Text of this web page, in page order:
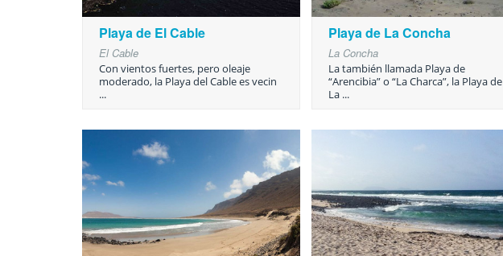
Playa de El Cable
El Cable
Con vientos fuertes, pero oleaje
moderado, la Playa del Cable es vecin
...
Playa de La Concha
La Concha
La también llamada Playa de
“Arencibia” o “La Charca”, la Playa de
La ...